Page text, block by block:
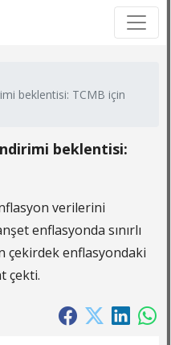
beklentisi: TCMB için
beklentisi:
verilerini
enflasyonda sınırlı
çekirdek enflasyondaki
çekti.
×
×